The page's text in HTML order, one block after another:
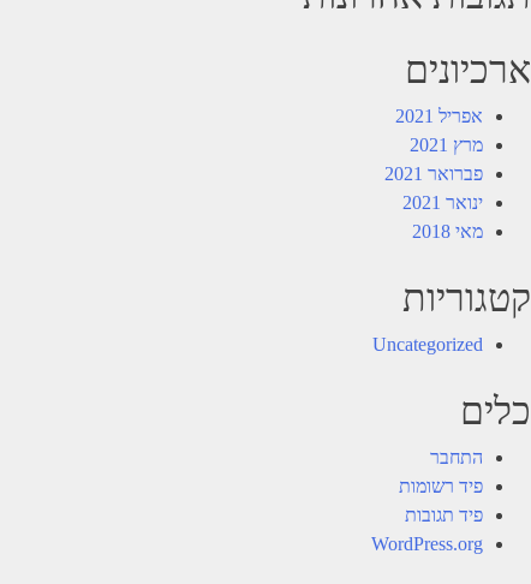
ארכיונים
אפריל 2021
מרץ 2021
פברואר 2021
ינואר 2021
מאי 2018
קטגוריות
Uncategorized
כלים
התחבר
פיד רשומות
פיד תגובות
WordPress.org